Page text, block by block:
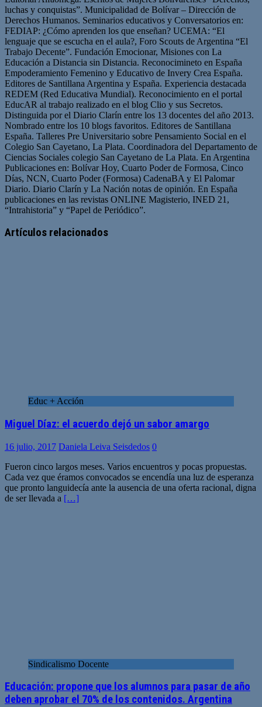
luchas y conquistas”. Municipalidad de Bolívar – Dirección de
Derechos Humanos. Seminarios educativos y Conversatorios en:
FEDIAP: ¿Cómo aprenden los que enseñan? UCEMA: “El
lenguaje que se escucha en el aula?, Foro Scouts de Argentina “El
Trabajo Decente”. Fundación Emocionar, Misiones con La
Educación a Distancia sin Distancia. Reconocimineto en España
Empoderamiento Femenino y Educativo de Invery Crea España.
Editores de Santillana Argentina y España. Experiencia destacada
REDEM (Red Educativa Mundial). Reconocimiento en el portal
EducAR al trabajo realizado en el blog Clio y sus Secretos.
Distinguida por el Diario Clarín entre los 13 docentes del año 2013.
Nombrado entre los 10 blogs favoritos. Editores de Santillana
España. Talleres Pre Universitario sobre Pensamiento Social en el
Colegio San Cayetano, La Plata. Coordinadora del Departamento de
Ciencias Sociales colegio San Cayetano de La Plata. En Argentina
Publicaciones en: Bolívar Hoy, Cuarto Poder de Formosa, Cinco
Días, NCN, Cuarto Poder (Formosa) CadenaBA y El Palomar
Diario. Diario Clarín y La Nación notas de opinión. En España
publicaciones en las revistas ONLINE Magisterio, INED 21,
“Intrahistoria” y “Papel de Periódico”.
web
Artículos relacionados
Educ + Acción
Miguel Díaz: el acuerdo dejó un sabor amargo
16 julio, 2017 Daniela Leiva Seisdedos 0
Fueron cinco largos meses. Varios encuentros y pocas propuestas.
Cada vez que éramos convocados se encendía una luz de esperanza
que pronto languidecía ante la ausencia de una oferta racional, digna
de ser llevada a […]
Sindicalismo Docente
Educación: propone que los alumnos para pasar de año
deben aprobar el 70% de los contenidos. Argentina